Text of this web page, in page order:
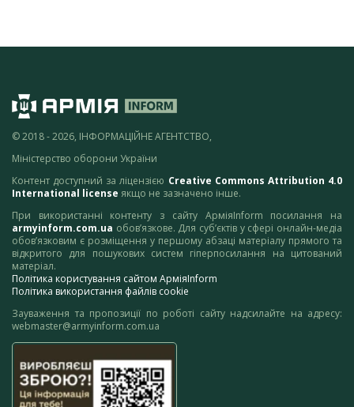
© 2018 - 2026, ІНФОРМАЦІЙНЕ АГЕНТСТВО,
Міністерство оборони України
Контент доступний за ліцензією Creative Commons Attribution 4.0
International license якщо не зазначено інше.
При використанні контенту з сайту АрміяInform посилання на
armyinform.com.ua обов’язкове. Для суб’єктів у сфері онлайн-медіа
обов’язковим є розміщення у першому абзаці матеріалу прямого та
відкритого для пошукових систем гіперпосилання на цитований
матеріал.
Політика користування сайтом АрміяInform
Політика використання файлів cookie
Зауваження та пропозиції по роботі сайту надсилайте на адресу:
webmaster@armyinform.com.ua